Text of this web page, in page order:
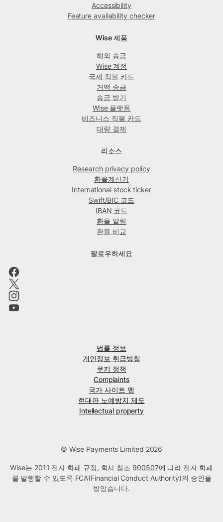
Accessibility
Feature availability checker
Wise 제품
해외 송금
Wise 계정
국제 직불 카드
거액 송금
송금 받기
Wise 플랫폼
비즈니스 직불 카드
대량 결제
리소스
Research privacy policy
환율계산기
International stock ticker
Swift/BIC 코드
IBAN 코드
환율 알림
환율 비교
팔로우하세요
법률 정보
개인정보 취급방침
쿠키 정책
Complaints
국가 사이트 맵
현대판 노예방지 제도
Intellectual property
© Wise Payments Limited 2026
Wise는 2011 전자 화폐 규정, 회사 참조 900507에 따라 전자 화폐
를 발행할 수 있도록 FCA(Financial Conduct Authority)의 승인을
받았습니다.